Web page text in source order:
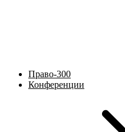
Право-300
Конференции